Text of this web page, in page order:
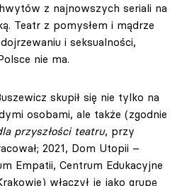
z najnowszych seriali na
Teatr z pomysłem i mądrze
i seksualności,
nie ma.
skupił się nie tylko na
osobami, ale także (zgodnie
przyszłości teatru, przy
2021, Dom Utopii –
Empatii, Centrum Edukacyjne
włączył je jako grupę